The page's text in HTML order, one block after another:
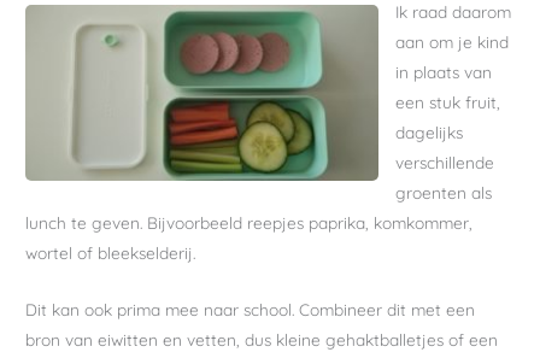
Ik raad daarom
aan om je kind
in plaats van
een stuk fruit,
dagelijks
verschillende
groenten als
lunch te geven. Bijvoorbeeld reepjes paprika, komkommer,
wortel of bleekselderij.
Dit kan ook prima mee naar school. Combineer dit met een
bron van eiwitten en vetten, dus kleine gehaktballetjes of een